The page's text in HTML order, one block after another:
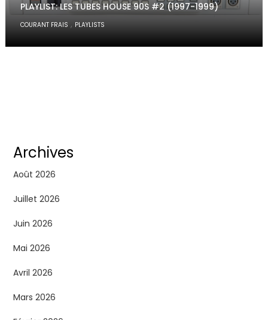
PLAYLIST: LES TUBES HOUSE 90S #2 (1997-1999)
COURANT FRAIS , PLAYLISTS
Archives
Août 2026
Juillet 2026
Juin 2026
Mai 2026
Avril 2026
Mars 2026